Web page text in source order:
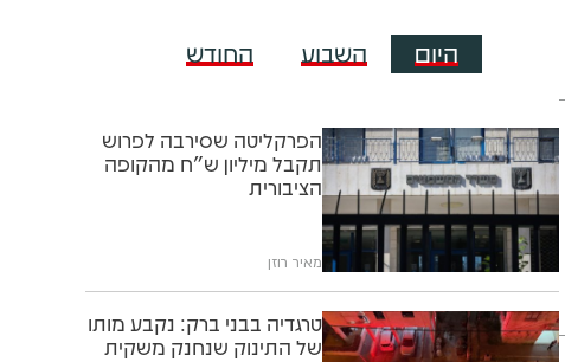
היום השבוע החודש
הפרקליטה שסירבה לפרוש
תקבל מיליון ש"ח מהקופה
הציבורית
מאיר רוזן
טרגדיה בבני ברק: נקבע מותו
של התינוק שנחנק משקית